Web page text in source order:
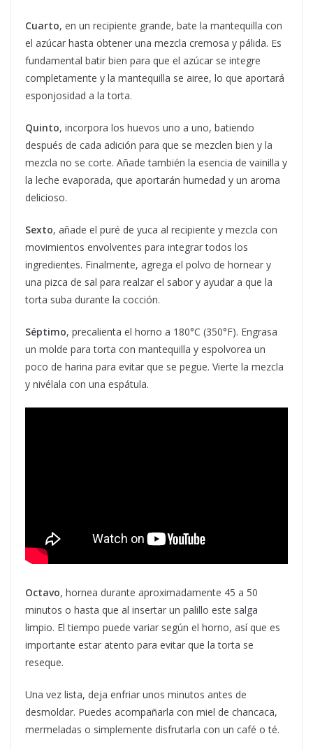
Cuarto, en un recipiente grande, bate la mantequilla con
el azúcar hasta obtener una mezcla cremosa y pálida. Es
fundamental batir bien para que el azúcar se integre
completamente y la mantequilla se airee, lo que aportará
esponjosidad a la torta.
Quinto, incorpora los huevos uno a uno, batiendo
después de cada adición para que se mezclen bien y la
mezcla no se corte. Añade también la esencia de vainilla y
la leche evaporada, que aportarán humedad y un aroma
delicioso.
Sexto, añade el puré de yuca al recipiente y mezcla con
movimientos envolventes para integrar todos los
ingredientes. Finalmente, agrega el polvo de hornear y
una pizca de sal para realzar el sabor y ayudar a que la
torta suba durante la cocción.
Séptimo, precalienta el horno a 180°C (350°F). Engrasa
un molde para torta con mantequilla y espolvorea un
poco de harina para evitar que se pegue. Vierte la mezcla
y nivélala con una espátula.
Octavo, hornea durante aproximadamente 45 a 50
minutos o hasta que al insertar un palillo este salga
limpio. El tiempo puede variar según el horno, así que es
importante estar atento para evitar que la torta se
reseque.
Una vez lista, deja enfriar unos minutos antes de
desmoldar. Puedes acompañarla con miel de chancaca,
mermeladas o simplemente disfrutarla con un café o té.